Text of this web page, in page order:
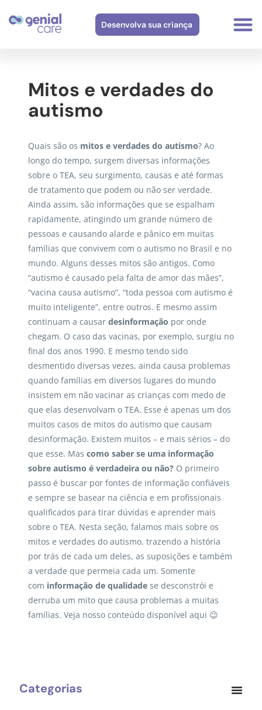
Desenvolva sua criança
Mitos e verdades do
autismo
Quais são os mitos e verdades do autismo? Ao
longo do tempo, surgem diversas informações
sobre o TEA, seu surgimento, causas e até formas
de tratamento que podem ou não ser verdade.
Ainda assim, são informações que se espalham
rapidamente, atingindo um grande número de
pessoas e causando alarde e pânico em muitas
famílias que convivem com o autismo no Brasil e no
mundo. Alguns desses mitos são antigos. Como
“autismo é causado pela falta de amor das mães”,
“vacina causa autismo”, “toda pessoa com autismo é
muito inteligente”, entre outros. E mesmo assim
continuam a causar desinformação por onde
chegam. O caso das vacinas, por exemplo, surgiu no
final dos anos 1990. E mesmo tendo sido
desmentido diversas vezes, ainda causa problemas
quando famílias em diversos lugares do mundo
insistem em não vacinar as crianças com medo de
que elas desenvolvam o TEA. Esse é apenas um dos
muitos casos de mitos do autismo que causam
desinformação. Existem muitos – e mais sérios – do
que esse. Mas como saber se uma informação
sobre autismo é verdadeira ou não? O primeiro
passo é buscar por fontes de informação confiáveis
e sempre se basear na ciência e em profissionais
qualificados para tirar dúvidas e aprender mais
sobre o TEA. Nesta seção, falamos mais sobre os
mitos e verdades do autismo, trazendo a história
por trás de cada um deles, as suposições e também
a verdade que permeia cada um. Somente
com informação de qualidade se desconstrói e
derruba um mito que causa problemas a muitas
famílias. Veja nosso conteúdo disponível aqui 😉
Categorias